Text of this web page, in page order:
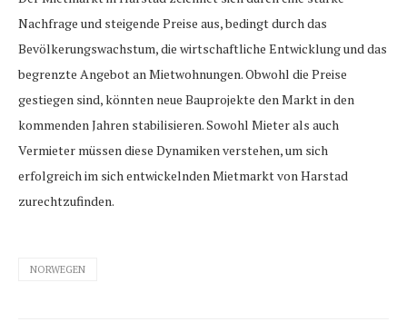
Nachfrage und steigende Preise aus, bedingt durch das
Bevölkerungswachstum, die wirtschaftliche Entwicklung und das
begrenzte Angebot an Mietwohnungen. Obwohl die Preise
gestiegen sind, könnten neue Bauprojekte den Markt in den
kommenden Jahren stabilisieren. Sowohl Mieter als auch
Vermieter müssen diese Dynamiken verstehen, um sich
erfolgreich im sich entwickelnden Mietmarkt von Harstad
zurechtzufinden.
NORWEGEN